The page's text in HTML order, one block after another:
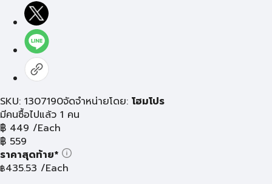
SKU: 1307190จัดจำหน่ายโดย: โฮมโปร
มีคนซื้อไปแล้ว 1 คน
฿ 449 /Each
฿ 559
ราคาสุดท้าย*
฿435.53 /Each